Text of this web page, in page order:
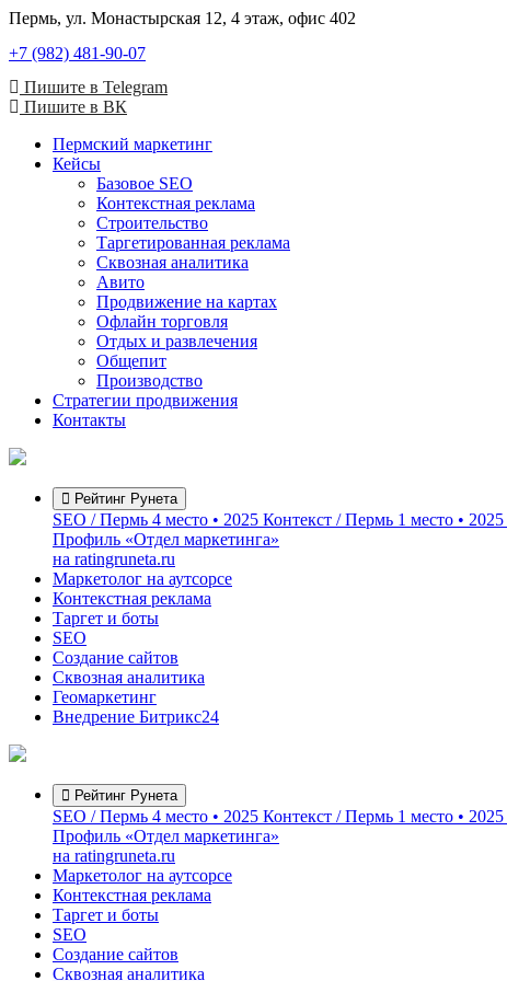
Пермь, ул. Монастырская 12, 4 этаж, офис 402
+7 (982) 481-90-07
Пишите в Telegram
Пишите в ВК
Пермский маркетинг
Кейсы
Базовое SEO
Контекстная реклама
Строительство
Таргетированная реклама
Сквозная аналитика
Авито
Продвижение на картах
Офлайн торговля
Отдых и развлечения
Общепит
Производство
Стратегии продвижения
Контакты
Рейтинг Рунета
SEO / Пермь 4 место • 2025 Контекст / Пермь 1 место • 2025
Профиль «Отдел маркетинга»
на ratingruneta.ru
Маркетолог на аутсорсе
Контекстная реклама
Таргет и боты
SEO
Создание сайтов
Сквозная аналитика
Геомаркетинг
Внедрение Битрикс24
Рейтинг Рунета
SEO / Пермь 4 место • 2025 Контекст / Пермь 1 место • 2025
Профиль «Отдел маркетинга»
на ratingruneta.ru
Маркетолог на аутсорсе
Контекстная реклама
Таргет и боты
SEO
Создание сайтов
Сквозная аналитика